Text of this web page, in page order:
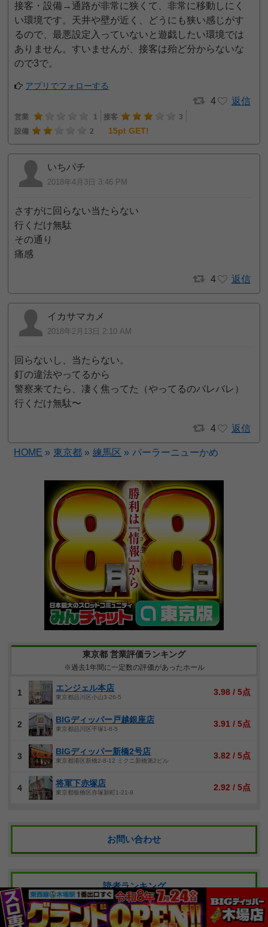
接客・設備→通路が非常に狭くて、非常に移動しにく
い環境です。天井や壁が近く、どうにも狭い感じがす
るので、最悪設定入っていないと遊戯したい環境では
ありません。すいませんが、接客は殆ど分からないな
ので3で。
アプリでフォローする
4 返信
営業 1 接客
3
設備
2 15pt GET!
いちパチ
2018年4月3日 3:46 PM
さすがに回らない当たらない
行くだけ無駄
その通り
痛感
4 返信
イカサマカメ
2018年2月13日 2:10 AM
回らないし、当たらない。
釘の違法やってるから
警察来てたら、凄く焦ってた（やってるのバレバレ）
行くだけ無駄〜
4 返信
HOME » 東京都 » 練馬区 » パーラーニューかめ
東京都 営業評価ランキング
※過去1年間に一定数の評価があったホール
1 エンジェル本店
東京都品川区小山3-26-5
3.98 / 5点
2 BIGディッパー戸越銀座店
東京都品川区平塚1-8-5
3.91 / 5点
3 BIGディッパー新橋2号店
東京都港区新橋2-8-12 ミクニ新橋第2ビル
3.82 / 5点
4 将軍下赤塚店
東京都板橋区赤塚新町1-21-9
2.92 / 5点
お問い合わせ
読者ランキング
Copyright© 2016 みんなのパチンコ店レビュー. All Right Reserved.